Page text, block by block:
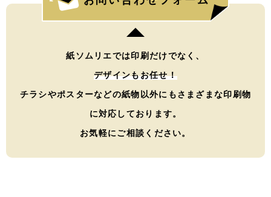
紙ソムリエでは印刷だけでなく、
デザインもお任せ！
チラシやポスターなどの紙物以外にもさまざまな印刷物
に対応しております。
お気軽にご相談ください。